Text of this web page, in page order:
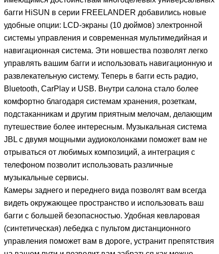
багги HiSUN в серии FREELANDER добавились новые
удобные опции: LCD-экраны (10 дюймов) электронной
системы управления и современная мультимедийная и
навигационная система. Эти новшества позволят легко
управлять вашим багги и использовать навигационную и
развлекательную систему. Теперь в багги есть радио,
Bluetooth, CarPlay и USB. Внутри салона стало более
комфортно благодаря системам хранения, розеткам,
подстаканникам и другим приятным мелочам, делающим
путешествие более интересным. Музыкальная система
JBL с двумя мощными аудиоколонками поможет вам не
отрываться от любимых композиций, а интеграция с
телефоном позволит использовать различные
музыкальные сервисы.
Камеры заднего и переднего вида позволят вам всегда
видеть окружающее пространство и использовать ваш
багги с большей безопасностью. Удобная кевларовая
(синтетическая) лебедка с пультом дистанционного
управления поможет вам в дороге, устранит препятствия